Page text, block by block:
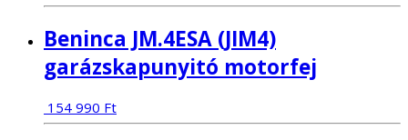
Beninca JM.4ESA (JIM4)
garázskapunyitó motorfej
154 990 Ft